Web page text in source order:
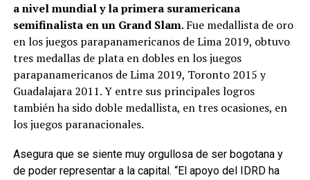
a nivel mundial y la primera suramericana
semifinalista en un Grand Slam. Fue medallista de oro
en los juegos parapanamericanos de Lima 2019, obtuvo
tres medallas de plata en dobles en los juegos
parapanamericanos de Lima 2019, Toronto 2015 y
Guadalajara 2011. Y entre sus principales logros
también ha sido doble medallista, en tres ocasiones, en
los juegos paranacionales.
Asegura que se siente muy orgullosa de ser bogotana y
de poder representar a la capital. “El apoyo del IDRD ha